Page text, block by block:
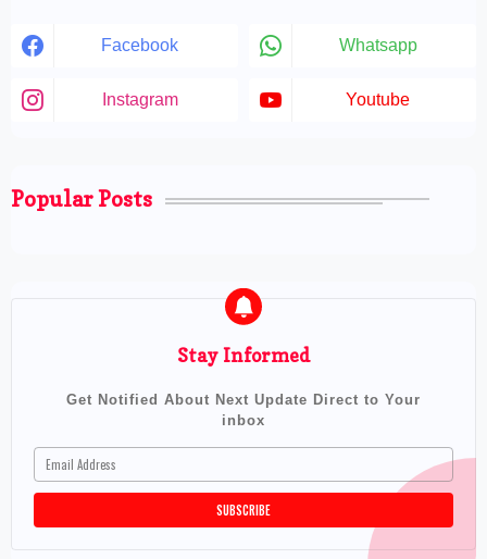
Facebook Whatsapp
Instagram Youtube
Popular Posts
Stay Informed
Get Notified About Next Update Direct to Your
inbox